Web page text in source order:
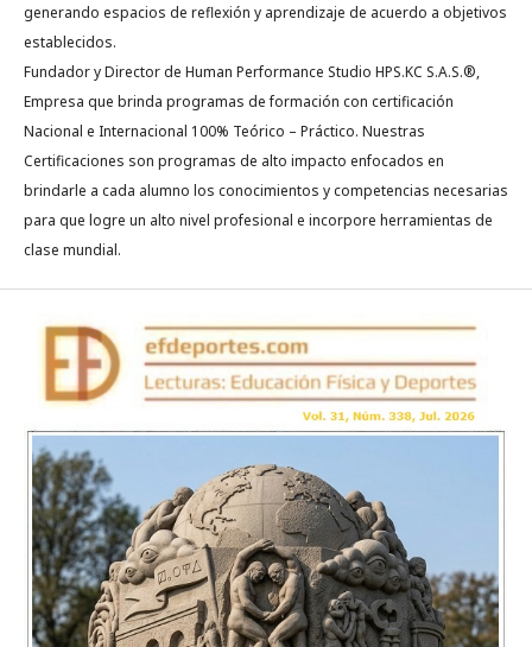
generando espacios de reflexión y aprendizaje de acuerdo a objetivos
establecidos.
Fundador y Director de Human Performance Studio HPS.KC S.A.S.®,
Empresa que brinda programas de formación con certificación
Nacional e Internacional 100% Teórico – Práctico. Nuestras
Certificaciones son programas de alto impacto enfocados en
brindarle a cada alumno los conocimientos y competencias necesarias
para que logre un alto nivel profesional e incorpore herramientas de
clase mundial.